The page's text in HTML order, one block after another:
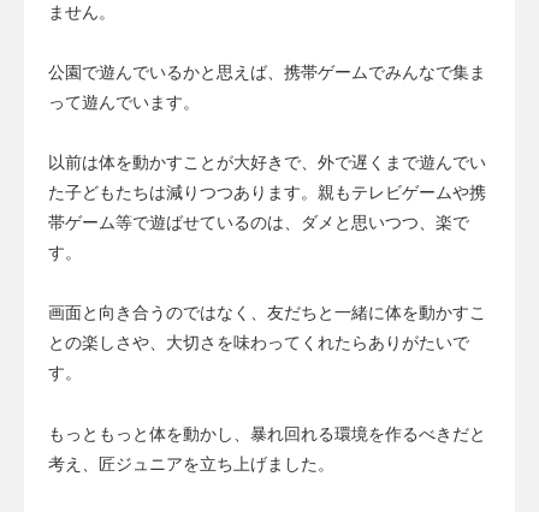
ません。
公園で遊んでいるかと思えば、携帯ゲームでみんなで集ま
って遊んでいます。
以前は体を動かすことが大好きで、外で遅くまで遊んでい
た子どもたちは減りつつあります。親もテレビゲームや携
帯ゲーム等で遊ばせているのは、ダメと思いつつ、楽で
す。
画面と向き合うのではなく、友だちと一緒に体を動かすこ
との楽しさや、大切さを味わってくれたらありがたいで
す。
もっともっと体を動かし、暴れ回れる環境を作るべきだと
考え、匠ジュニアを立ち上げました。